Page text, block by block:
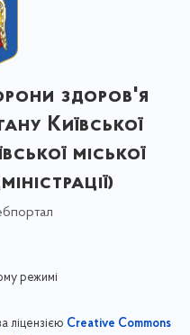
здоров'я
Київської
міської
режимі
ліцензією Creative Commons